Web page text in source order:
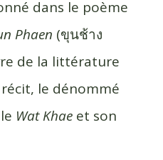
dans le poème
Phaen (ขุนช้าง
de la littérature
le dénommé
Wat Khae et son